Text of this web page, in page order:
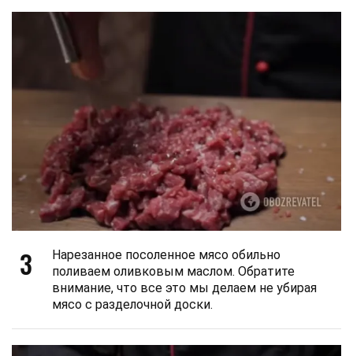
3
Нарезанное посоленное мясо обильно
поливаем оливковым маслом. Обратите
внимание, что все это мы делаем не убирая
мясо с разделочной доски.